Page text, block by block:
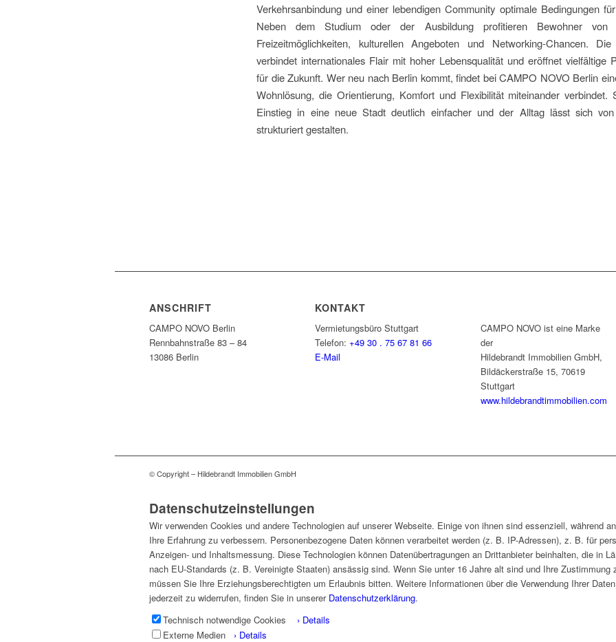
Verkehrsanbindung und einer lebendigen Community optimale Bedingungen
Neben dem Studium oder der Ausbildung profitieren Bewohner von
Freizeitmöglichkeiten, kulturellen Angeboten und Networking-Chancen.
verbindet internationales Flair mit hoher Lebensqualität und eröffnet vielfältige
für die Zukunft. Wer neu nach Berlin kommt, findet bei CAMPO NOVO Berlin
Wohnlösung, die Orientierung, Komfort und Flexibilität miteinander verbindet.
Einstieg in eine neue Stadt deutlich einfacher und der Alltag lässt sich
strukturiert gestalten.
ANSCHRIFT
CAMPO NOVO Berlin
Rennbahnstraße 83 – 84
13086 Berlin
KONTAKT
Vermietungsbüro Stuttgart
Telefon:+49 30 . 75 67 81 66
E-Mail
CAMPO NOVO ist eine Marke
der
Hildebrandt Immobilien GmbH,
Bildäckerstraße 15, 70619
Stuttgart
www.hildebrandtimmobilien.com
© Copyright – Hildebrandt Immobilien GmbH
Datenschutzeinstellungen
Wir verwenden Cookies und andere Technologien auf unserer Webseite. Einige von ihnen sind essenziell, während
Ihre Erfahrung zu verbessern. Personenbezogene Daten können verarbeitet werden (z. B. IP-Adressen), z. B. für
Anzeigen- und Inhaltsmessung. Diese Technologien können Datenübertragungen an Drittanbieter beinhalten, die in
nach EU-Standards (z. B. Vereinigte Staaten) ansässig sind. Wenn Sie unter 16 Jahre alt sind und Ihre
müssen Sie Ihre Erziehungsberechtigten um Erlaubnis bitten. Weitere Informationen über die Verwendung Ihrer
jederzeit zu widerrufen, finden Sie in unserer Datenschutzerklärung.
Technisch notwendige Cookies › Details
Externe Medien › Details